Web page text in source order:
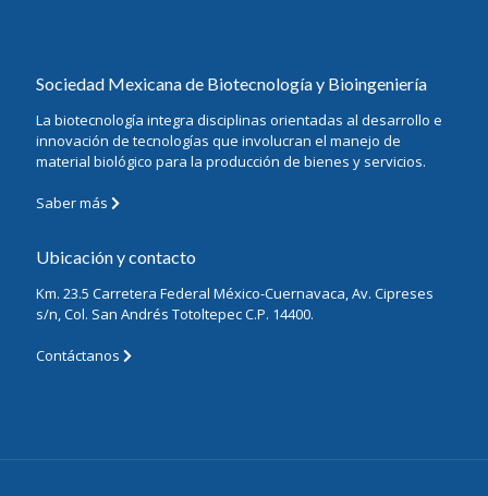
Sociedad Mexicana de Biotecnología y Bioingeniería
La biotecnología integra disciplinas orientadas al desarrollo e
innovación de tecnologías que involucran el manejo de
material biológico para la producción de bienes y servicios.
Saber más
Ubicación y contacto
Km. 23.5 Carretera Federal México-Cuernavaca, Av. Cipreses
s/n, Col. San Andrés Totoltepec C.P. 14400.
Contáctanos